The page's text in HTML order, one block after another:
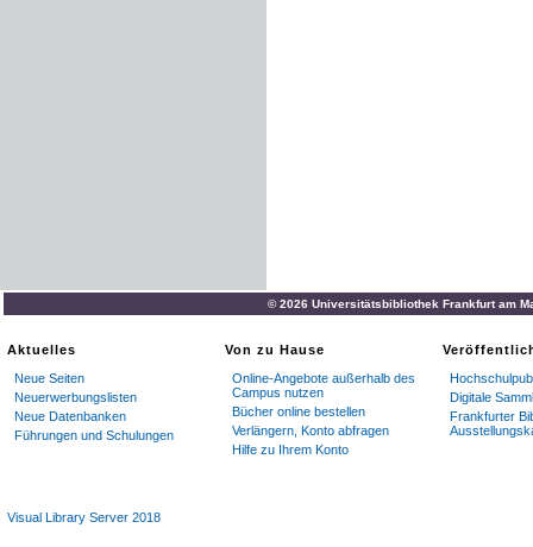
© 2026 Universitätsbibliothek Frankfurt am
Aktuelles
Neue Seiten
Neuerwerbungslisten
Neue Datenbanken
Führungen und Schulungen
Von zu Hause
Online-Angebote außerhalb des
Campus nutzen
Bücher online bestellen
Verlängern, Konto abfragen
Hilfe zu Ihrem Konto
Digitale
Frankfurter
Visual Library Server 2018